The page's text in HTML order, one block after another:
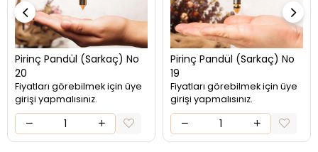
Pirinç Pandül (Sarkaç) No
20
Fiyatları görebilmek için üye
girişi yapmalısınız.
Pirinç Pandül (Sarkaç) No
19
Fiyatları görebilmek için üye
girişi yapmalısınız.